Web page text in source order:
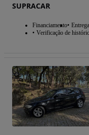
SUPRACAR
Financiamento
Verificação de